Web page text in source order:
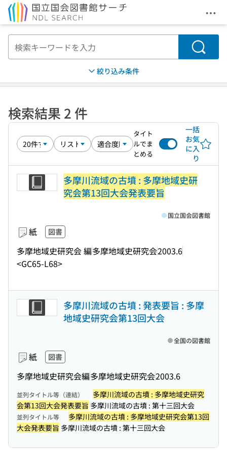
メ
検索
絞り込み条件
検索結果 2 件
タイト
ルでま
とめる
一括
お気
に入
り
多摩川流域の古墳 : 多摩地域史研
究会第13回大会発表要旨
紙 図書
多摩地域史研究会 編多摩地域史研究会2003.6
<GC65-L68>
国立国会図書館
多摩川流域の古墳 : 発表要旨 : 多摩
地域史研究会第13回大会
紙 図書
多摩地域史研究会編多摩地域史研究会2003.6
全国の図書館
並列タイトル等（連結）
多摩川流域の古墳 : 多摩地域史研究
会第13回大会発表要旨 多摩川流域の古墳 : 第十三回大会
並列タイトル等
多摩川流域の古墳 : 多摩地域史研究会第13回
大会発表要旨 多摩川流域の古墳 : 第十三回大会